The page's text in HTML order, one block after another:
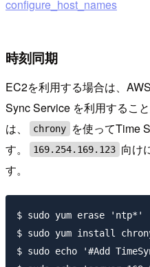
configure_host_names
時刻同期
EC2を利用する場合は、
Sync Service を利用するこ
は、
chrony
を使ってTime
す。
169.254.169.123 向け
す。
$ sudo yum erase 'ntp*'
$ sudo yum install
$ sudo echo '#Add